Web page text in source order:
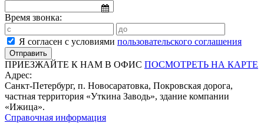
Время звонка:
Я согласен с условиями пользовательского соглашения
ПРИЕЗЖАЙТЕ К НАМ В ОФИС ПОСМОТРЕТЬ НА КАРТЕ
Адрес:
Санкт-Петербург, п. Новосаратовка, Покровская дорога,
частная территория «Уткина Заводь», здание компании
«Ижица».
Справочная информация